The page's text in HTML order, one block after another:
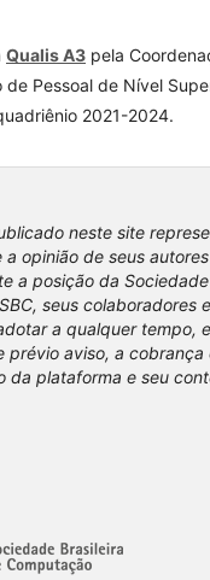
Qualis A3 pela
Pessoal de Nível
2021-2024.
neste site
opinião de seus
a posição da
seus colaboradores
a qualquer tempo,
prévio aviso, a cobrança
da plataforma e seu